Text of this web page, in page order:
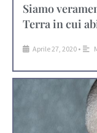
Siamo
Terra in cui
Aprile 27, 2020 •